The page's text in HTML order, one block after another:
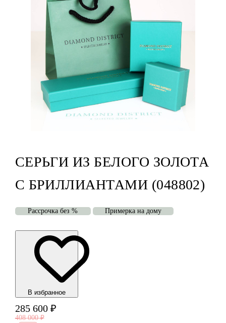
СЕРЬГИ ИЗ БЕЛОГО ЗОЛОТА
С БРИЛЛИАНТАМИ (048802)
Рассрочка без % Примерка на дому
В избранноe
285 600 ₽
408 000 ₽